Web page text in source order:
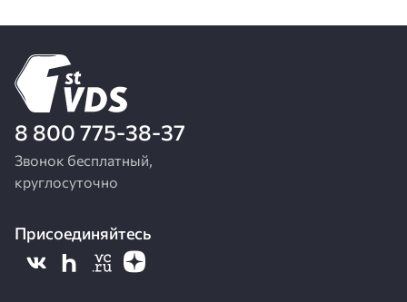
8 800 775-38-37
Звонок бесплатный,
круглосуточно
Присоединяйтесь